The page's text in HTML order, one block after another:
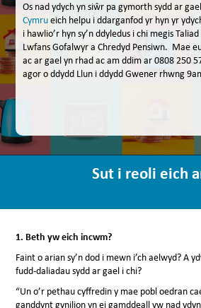
Os nad ydych yn siŵr pa gymorth sydd ar
Cymrueich helpu i ddarganfod yr hyn yr
i hawlio’r hyn sy’n ddyledus i chi megis
Lwfans Gofalwyr a Chredyd Pensiwn. Mae
ac ar gael yn rhad ac am ddim ar 0808 250
agor o ddydd Llun i ddydd Gwener rhwng
Sut i reoli eich
1. Beth yw eich incwm?
Faint o arian sy’n dod i mewn i’ch aelwyd? A
fudd-daliadau sydd ar gael i chi?
“Un o’r pethau cyffredin y mae pobl oedran
ganddynt gynilion yn ei gamddeall yw nad